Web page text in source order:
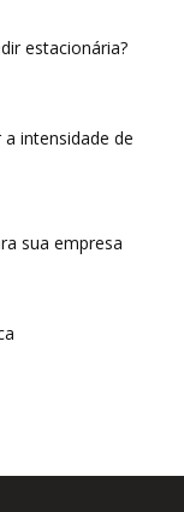
estacionária?
intensidade de
sua empresa